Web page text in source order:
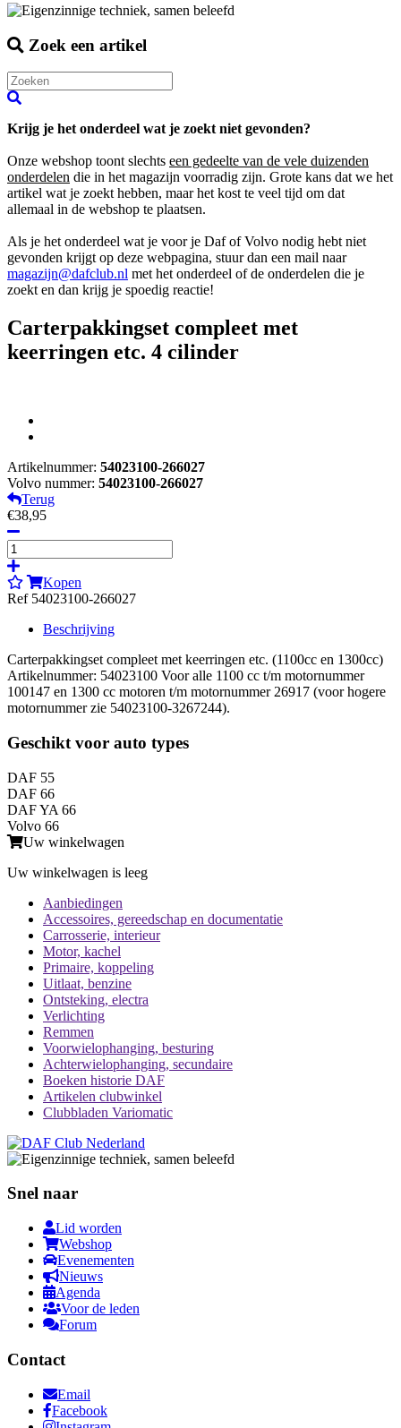
Zoek een artikel
Krijg je het onderdeel wat je zoekt niet gevonden?
Onze webshop toont slechts een gedeelte van de vele duizenden
onderdelen die in het magazijn voorradig zijn. Grote kans dat we het
artikel wat je zoekt hebben, maar het kost te veel tijd om dat
allemaal in de webshop te plaatsen.
Als je het onderdeel wat je voor je Daf of Volvo nodig hebt niet
gevonden krijgt op deze webpagina, stuur dan een mail naar
magazijn@dafclub.nl met het onderdeel of de onderdelen die je
zoekt en dan krijg je spoedig reactie!
Carterpakkingset compleet met
keerringen etc. 4 cilinder
Artikelnummer: 54023100-266027
Volvo nummer: 54023100-266027
Terug
€38,95
Kopen
Ref 54023100-266027
Beschrijving
Carterpakkingset compleet met keerringen etc. (1100cc en 1300cc)
Artikelnummer: 54023100 Voor alle 1100 cc t/m motornummer
100147 en 1300 cc motoren t/m motornummer 26917 (voor hogere
motornummer zie 54023100-3267244).
Geschikt voor auto types
DAF 55
DAF 66
DAF YA 66
Volvo 66
Uw winkelwagen
Uw winkelwagen is leeg
Aanbiedingen
Accessoires, gereedschap en documentatie
Carrosserie, interieur
Motor, kachel
Primaire, koppeling
Uitlaat, benzine
Ontsteking, electra
Verlichting
Remmen
Voorwielophanging, besturing
Achterwielophanging, secundaire
Boeken historie DAF
Artikelen clubwinkel
Clubbladen Variomatic
Snel naar
Lid worden
Webshop
Evenementen
Nieuws
Agenda
Voor de leden
Forum
Contact
Email
Facebook